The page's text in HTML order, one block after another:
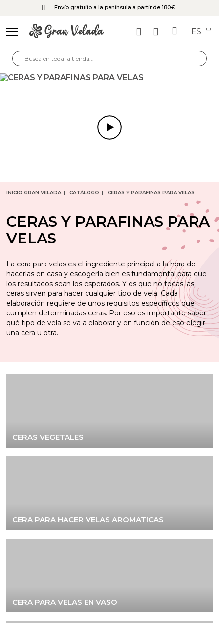
Envío gratuito a la península a partir de 180€
ES
INICIO GRAN VELADA CATÁLOGO CERAS Y PARAFINAS PARA VELAS
CERAS Y PARAFINAS PARA
VELAS
La cera para velas es el ingrediente principal a la hora de
hacerlas en casa y escogerla bien es fundamental para que
los resultados sean los esperados. Y es que no todas las
ceras sirven para hacer cualquier tipo de vela. Cada
elaboración requiere de unos requisitos específicos que
cumplen determinadas ceras. Por eso es importante saber
qué tipo de vela se va a elaborar y en función de eso elegir
una cera u otra.
CERAS VEGETALES
CERA PARA HACER VELAS AROMATICAS
CERA PARA VELAS EN VASO